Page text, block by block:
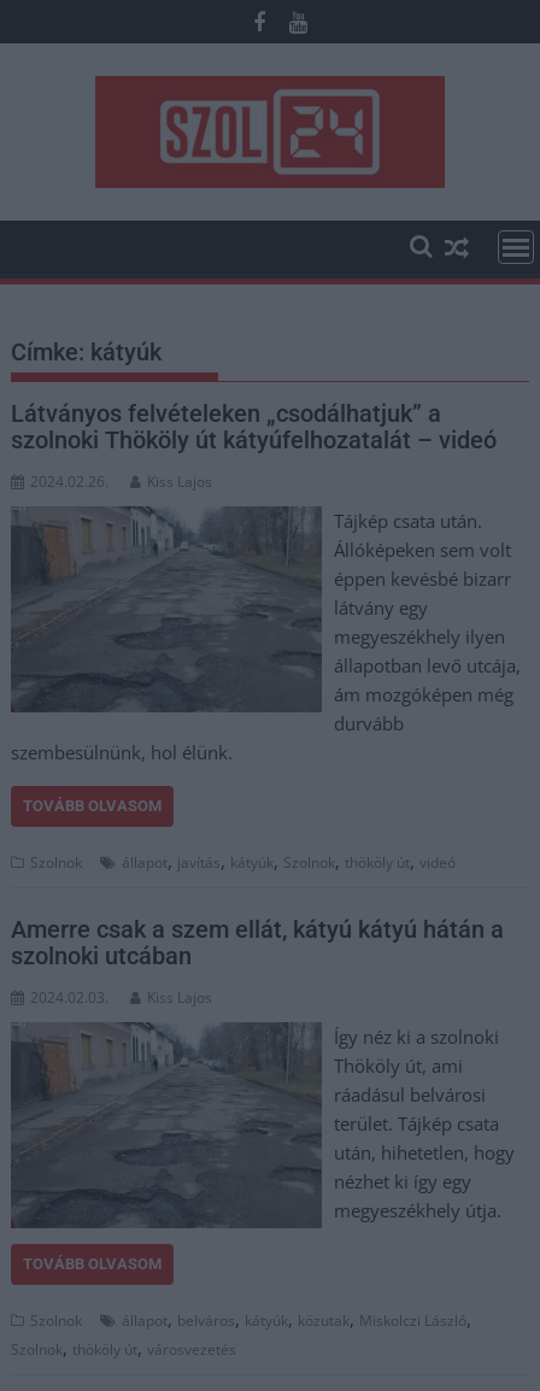
to
Címke: kátyúk
Látványos felvételeken „csodálhatjuk” a
szolnoki Thököly út kátyúfelhozatalát – videó
2024.02.26. Kiss Lajos
Tájkép csata után.
Állóképeken sem volt
éppen kevésbé bizarr
látvány egy
megyeszékhely ilyen
állapotban levő utcája,
ám mozgóképen még
durvább
szembesülnünk, hol élünk.
TOVÁBB OLVASOM
Szolnok állapot, javítás, kátyúk, Szolnok, thököly út,videó
Amerre csak a szem ellát, kátyú kátyú hátán a
szolnoki utcában
2024.02.03. Kiss Lajos
Így néz ki a szolnoki
Thököly út, ami
ráadásul belvárosi
terület. Tájkép csata
után, hihetetlen, hogy
nézhet ki így egy
megyeszékhely útja.
TOVÁBB OLVASOM
Szolnok állapot, belváros, kátyúk, közutak, Miskolczi László,
Szolnok, thököly út,városvezetés